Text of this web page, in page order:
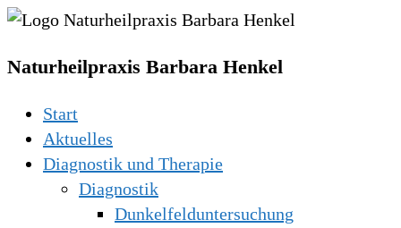
Naturheilpraxis Barbara Henkel
Start
Aktuelles
Diagnostik und Therapie
Diagnostik
Dunkelfelduntersuchung